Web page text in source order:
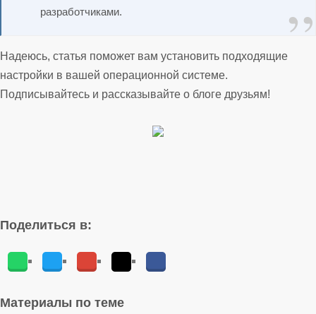
разработчиками.
Надеюсь, статья поможет вам установить подходящие
настройки в вашей операционной системе.
Подписывайтесь и рассказывайте о блоге друзьям!
Поделиться в:
Материалы по теме